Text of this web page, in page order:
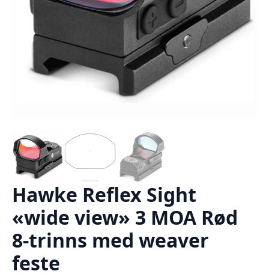
Hawke Reflex Sight
«wide view» 3 MOA Rød
8-trinns med weaver
feste